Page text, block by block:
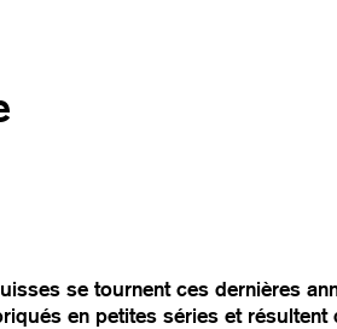
se tournent ces dernières
en petites séries et résultent